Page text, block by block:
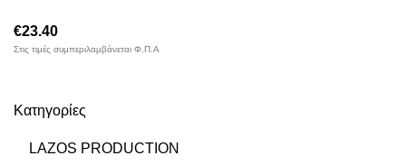
Κατηγορίες
LAZOS PRODUCTION
€23.40
Στις τιμές συμπεριλαμβάνεται Φ.Π.Α